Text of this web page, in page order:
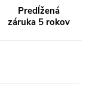
Predĺžená
záruka 5 rokov